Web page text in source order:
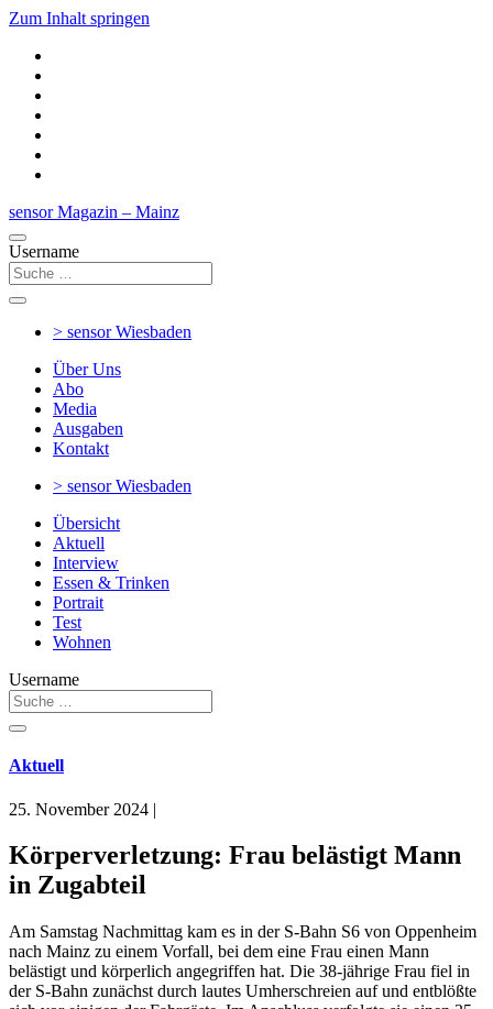
Zum Inhalt springen
sensor Magazin – Mainz
Username
> sensorWiesbaden
Über Uns
Abo
Media
Ausgaben
Kontakt
> sensorWiesbaden
Übersicht
Aktuell
Interview
Essen & Trinken
Portrait
Test
Wohnen
Username
Aktuell
25. November 2024 |
Körperverletzung: Frau belästigt Mann
in Zugabteil
Am Samstag Nachmittag kam es in der S-Bahn S6 von Oppenheim
nach Mainz zu einem Vorfall, bei dem eine Frau einen Mann
belästigt und körperlich angegriffen hat. Die 38-jährige Frau fiel in
der S-Bahn zunächst durch lautes Umherschreien auf und entblößte